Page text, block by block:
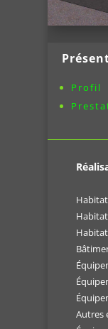
Profil
Autres